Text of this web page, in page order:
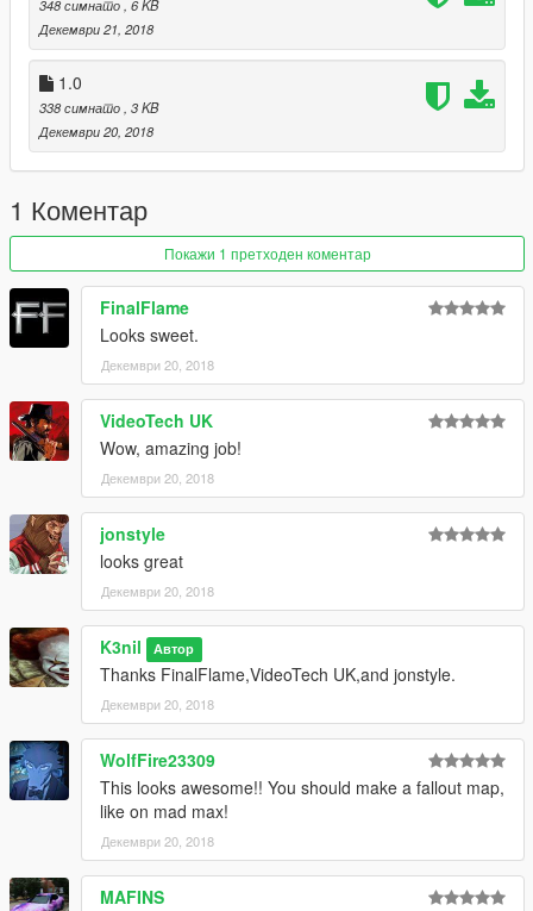
348 симнато, 6 KB
Декември 21, 2018
1.0
338 симнато, 3 KB
Декември 20, 2018
1 Коментар
Покажи 1 претходен коментар
FinalFlame
Looks sweet.
Декември 20, 2018
VideoTech UK
Wow, amazing job!
Декември 20, 2018
jonstyle
looks great
Декември 20, 2018
K3nil Автор
Thanks FinalFlame,VideoTech UK,and jonstyle.
Декември 20, 2018
WolfFire23309
This looks awesome!! You should make a fallout map,
like on mad max!
Декември 20, 2018
MAFINS